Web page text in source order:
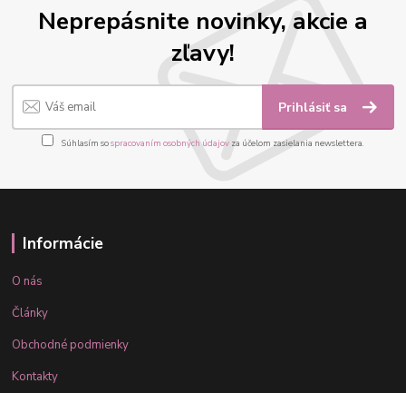
Neprepásnite novinky, akcie a
zľavy!
Prihlásiť sa
Súhlasím sospracovaním osobných údajov za účelom zasielania newslettera.
Informácie
O nás
Články
Obchodné podmienky
Kontakty